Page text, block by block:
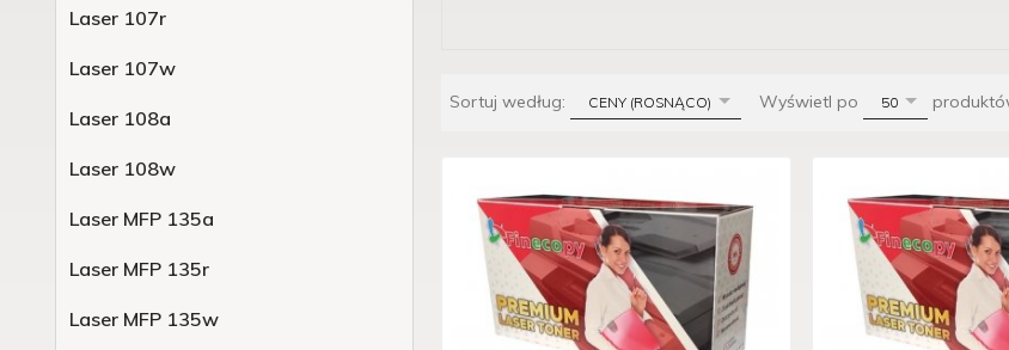
Laser 107r
Laser 107w
Laser 108a
Laser 108w
Laser MFP 135a
Laser MFP 135r
Laser MFP 135w
Sortuj według: sortCENY (ROSNĄCO) Wyświetl po pop
50